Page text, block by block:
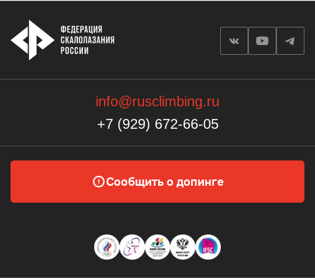
info@rusclimbing.ru
+7 (929) 672-66-05
Сообщить о допинге